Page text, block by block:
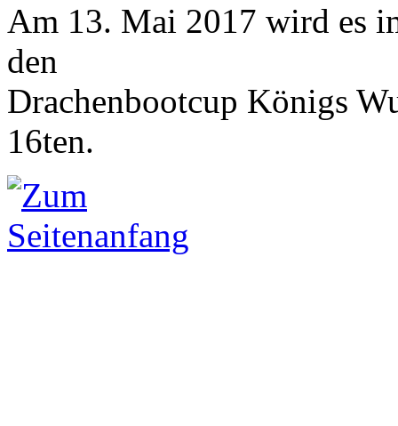
Am 13. Mai 2017 wird es
den
Drachenbootcup Königs
16ten.